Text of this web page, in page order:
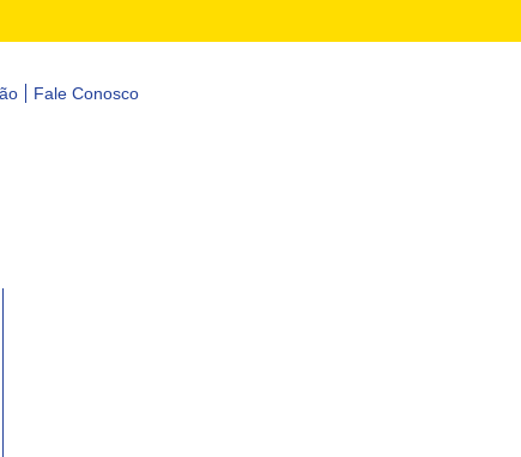
Fale Conosco